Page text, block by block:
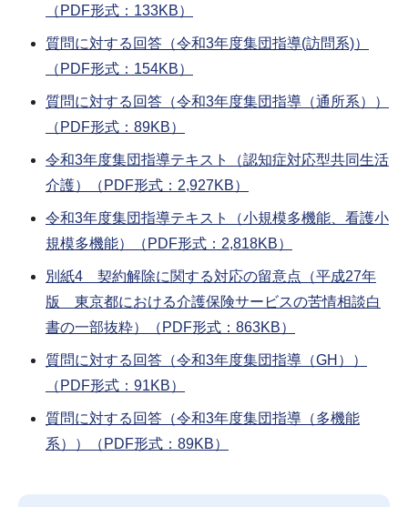
（PDF形式：133KB）
質問に対する回答（令和3年度集団指導(訪問系)）
（PDF形式：154KB）
質問に対する回答（令和3年度集団指導（通所系））
（PDF形式：89KB）
令和3年度集団指導テキスト（認知症対応型共同生活
介護）（PDF形式：2,927KB）
令和3年度集団指導テキスト（小規模多機能、看護小
規模多機能）（PDF形式：2,818KB）
別紙4 契約解除に関する対応の留意点（平成27年
版 東京都における介護保険サービスの苦情相談白
書の一部抜粋）（PDF形式：863KB）
質問に対する回答（令和3年度集団指導（GH））
（PDF形式：91KB）
質問に対する回答（令和3年度集団指導（多機能
系））（PDF形式：89KB）